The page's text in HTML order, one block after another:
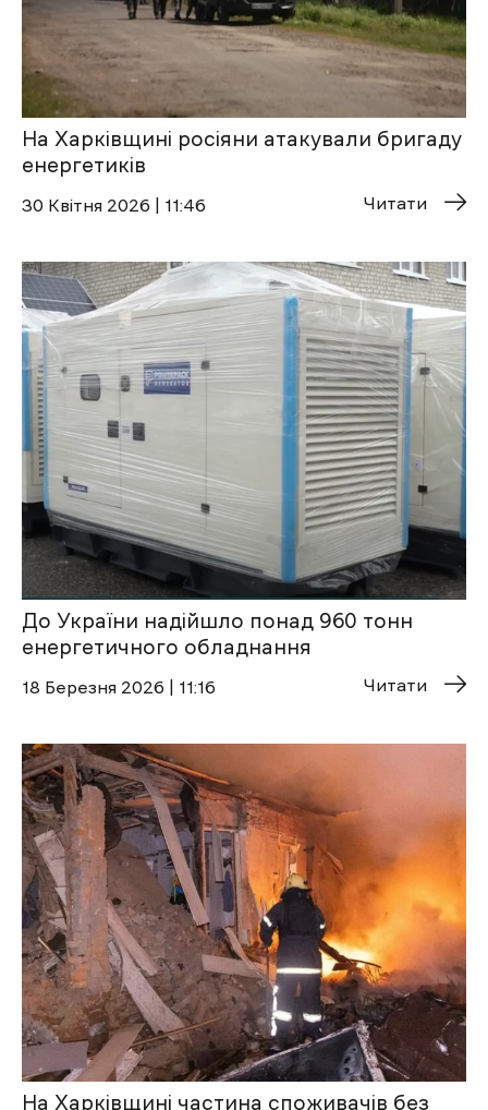
На Харківщині росіяни атакували бригаду
енергетиків
30 Квітня 2026 | 11:46 Читати
До України надійшло понад 960 тонн
енергетичного обладнання
18 Березня 2026 | 11:16 Читати
На Харківщині частина споживачів без